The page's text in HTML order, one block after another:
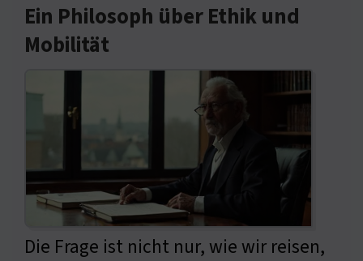
Ein Philosoph über Ethik und
Mobilität
Die Frage ist nicht nur, wie wir reisen,